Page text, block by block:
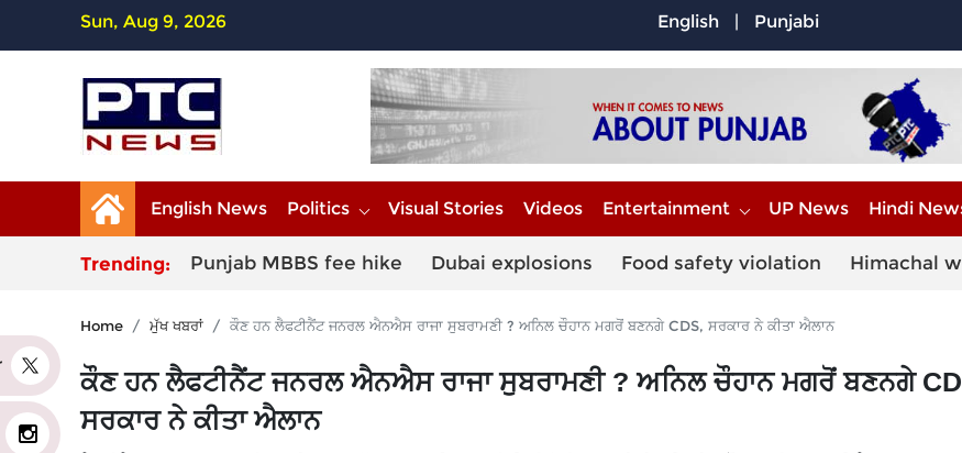
Sun, Aug 9, 2026 English | Punjabi
English News Politics Visual Stories Videos Entertainment UP News Hindi
Trending: Punjab MBBS fee hike Dubai explosions Food safety violation Himachal
Home ਮੁੱਖ ਖਬਰਾਂ ਕੌਣ ਹਨ ਲੈਫਟੀਨੈਂਟ ਜਨਰਲ ਐਨਐਸ ਰਾਜਾ ਸੁਬਰਾਮਣੀ ? ਅਨਿਲ ਚੌਹਾਨ ਮਗਰੋਂ ਬਣਨਗੇ CDS, ਸਰਕਾਰ ਨੇ ਕੀਤਾ ਐਲਾਨ
ਕੌਣ ਹਨ ਲੈਫਟੀਨੈਂਟ ਜਨਰਲ ਐਨਐਸ ਰਾਜਾ ਸੁਬਰਾਮਣੀ ? ਅਨਿਲ ਚੌਹਾਨ ਮਗਰੋਂ ਬਣਨਗੇ
ਸਰਕਾਰ ਨੇ ਕੀਤਾ ਐਲਾਨ